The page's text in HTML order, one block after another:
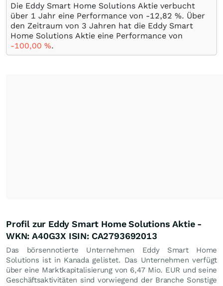
Die Eddy Smart Home Solutions Aktie verbucht
über 1 Jahr eine Performance von -12,82 %. Über
den Zeitraum von 3 Jahren hat die Eddy Smart
Home Solutions Aktie eine Performance von
-100,00 %.
Profil zur Eddy Smart Home Solutions Aktie -
WKN: A40G3X ISIN: CA2793692013
Das börsennotierte Unternehmen Eddy Smart Home
Solutions ist in Kanada gelistet. Das Unternehmen verfügt
über eine Marktkapitalisierung von 6,47 Mio. EUR und seine
Geschäftsaktivitäten sind vorwiegend der Branche Sonstige